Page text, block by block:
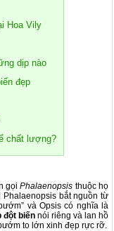
Hoa Vily
dịp nào
đẹp
chất lượng?
gọiPhalaenopsis thuộc họ
Phalaenopsis bắt nguồn từ
và Opsis có nghĩa là
đột biếnnói riêng và lan hồ
to lớn xinh đẹp rực rỡ.